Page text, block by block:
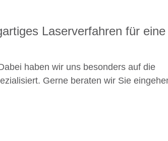
Laserverfahren für eine
haben wir uns besonders auf die
Gerne beraten wir Sie